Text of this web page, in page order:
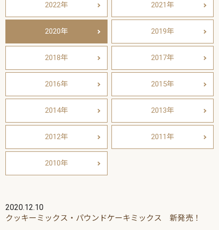
2022年 2021年
2020年 2019年
2018年 2017年
2016年 2015年
2014年 2013年
2012年 2011年
2010年
2020.12.10
クッキーミックス・パウンドケーキミックス 新発売！